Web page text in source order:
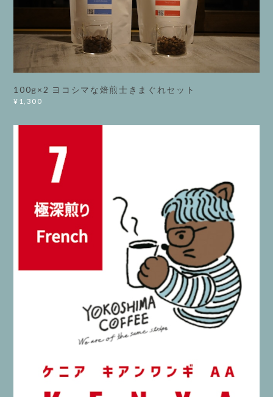
100g×2 ヨコシマな焙煎士きまぐれセット
¥1,300